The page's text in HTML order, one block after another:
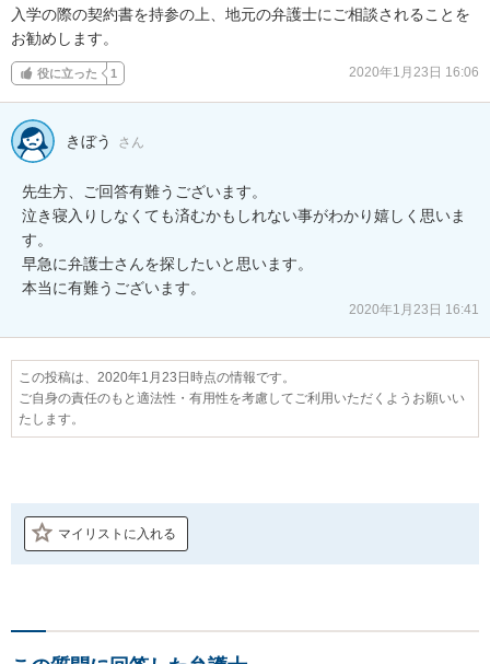
入学の際の契約書を持参の上、地元の弁護士にご相談されることを
お勧めします。
役に立った 1 2020年1月23日 16:06
きぼう さん
先生方、ご回答有難うございます。
泣き寝入りしなくても済むかもしれない事がわかり嬉しく思いま
す。
早急に弁護士さんを探したいと思います。
2020年1月23日 16:41
この投稿は、2020年1月23日時点の情報です。
ご自身の責任のもと適法性・有用性を考慮してご利用いただくようお願いい
たします。
マイリストに入れる